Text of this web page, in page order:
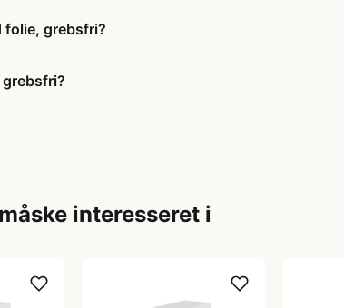
folie, grebsfri?
interesseret i